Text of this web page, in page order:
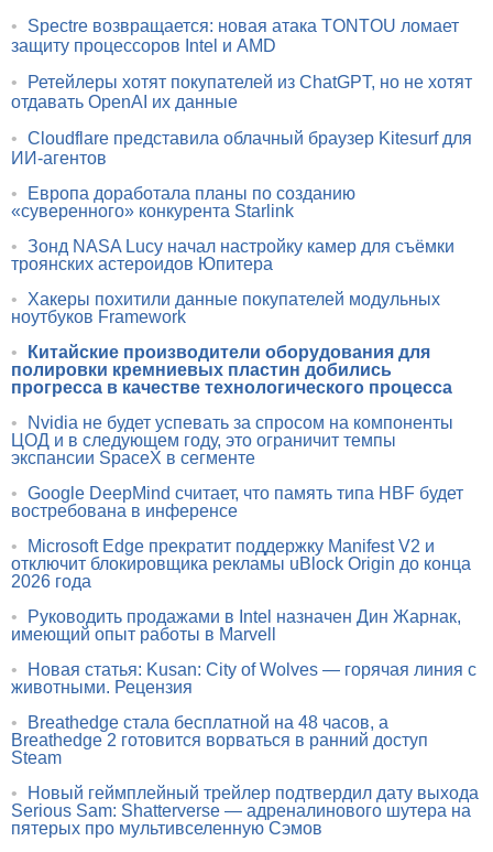
•
Spectre возвращается: новая атака TONTOU ломает
защиту процессоров Intel и AMD
•
Ретейлеры хотят покупателей из ChatGPT, но не хотят
отдавать OpenAI их данные
• Cloudflare представила облачный браузер Kitesurf для
ИИ-агентов
•
Европа доработала планы по созданию
«суверенного» конкурента Starlink
• Зонд NASA Lucy начал настройку камер для съёмки
троянских астероидов Юпитера
•
Хакеры похитили данные покупателей модульных
ноутбуков Framework
•
Китайские производители оборудования для
полировки кремниевых пластин добились
прогресса в качестве технологического процесса
•
Nvidia не будет успевать за спросом на компоненты
ЦОД и в следующем году, это ограничит темпы
экспансии SpaceX в сегменте
• Google DeepMind считает, что память типа HBF будет
востребована в инференсе
•
Microsoft Edge прекратит поддержку Manifest V2 и
отключит блокировщика рекламы uBlock Origin до конца
2026 года
•
Руководить продажами в Intel назначен Дин Жарнак,
имеющий опыт работы в Marvell
•
Новая статья: Kusan: City of Wolves — горячая линия с
животными. Рецензия
•
Breathedge стала бесплатной на 48 часов, а
Breathedge 2 готовится ворваться в ранний доступ
Steam
•
Новый геймплейный трейлер подтвердил дату выхода
Serious Sam: Shatterverse — адреналинового шутера на
пятерых про мультивселенную Сэмов